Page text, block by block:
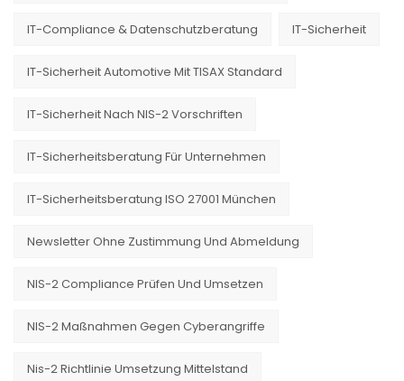
IT-Compliance & Datenschutzberatung IT-Sicherheit
IT-Sicherheit Automotive Mit TISAX Standard
IT-Sicherheit Nach NIS-2 Vorschriften
IT-Sicherheitsberatung Für Unternehmen
IT-Sicherheitsberatung ISO 27001 München
Newsletter Ohne Zustimmung Und Abmeldung
NIS-2 Compliance Prüfen Und Umsetzen
NIS-2 Maßnahmen Gegen Cyberangriffe
Nis-2 Richtlinie Umsetzung Mittelstand